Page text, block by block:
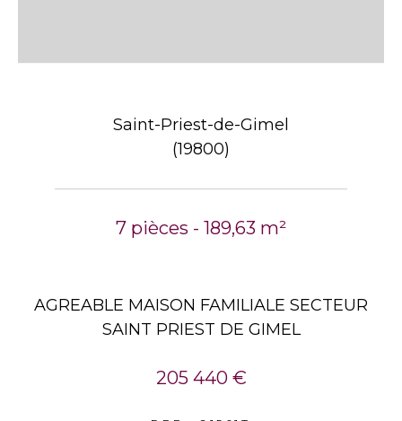
Saint-Priest-de-Gimel
(19800)
7 pièces - 189,63 m²
AGREABLE MAISON FAMILIALE SECTEUR
SAINT PRIEST DE GIMEL
205 440 €